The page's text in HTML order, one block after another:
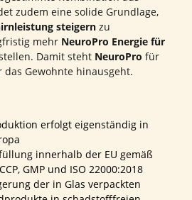
zudem eine solide Grundlage,
steigern zu
mehr NeuroPro Energie für
Damit steht NeuroPro für
Gewohnte hinausgeht.
erfolgt eigenständig in
innerhalb der EU gemäß
GMP und ISO 22000:2018
der in Glas verpackten